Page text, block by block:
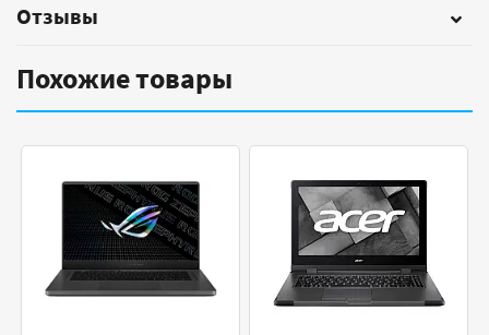
Отзывы
Похожие товары